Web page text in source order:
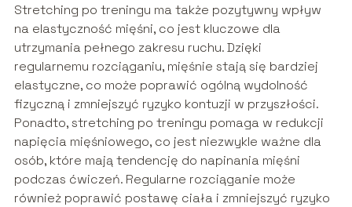
Stretching po treningu ma także pozytywny wpływ
na elastyczność mięśni, co jest kluczowe dla
utrzymania pełnego zakresu ruchu. Dzięki
regularnemu rozciąganiu, mięśnie stają się bardziej
elastyczne, co może poprawić ogólną wydolność
fizyczną i zmniejszyć ryzyko kontuzji w przyszłości.
Ponadto, stretching po treningu pomaga w redukcji
napięcia mięśniowego, co jest niezwykle ważne dla
osób, które mają tendencję do napinania mięśni
podczas ćwiczeń. Regularne rozciąganie może
również poprawić postawę ciała i zmniejszyć ryzyko